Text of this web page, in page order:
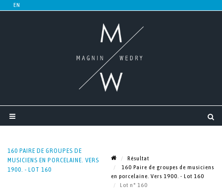
160 PAIRE DE GROUPES DE
MUSICIENS EN PORCELAINE. VERS
1900. - LOT 160
Résultat
160 Paire de groupes de musiciens
en porcelaine. Vers 1900. - Lot 160
Lot n° 160